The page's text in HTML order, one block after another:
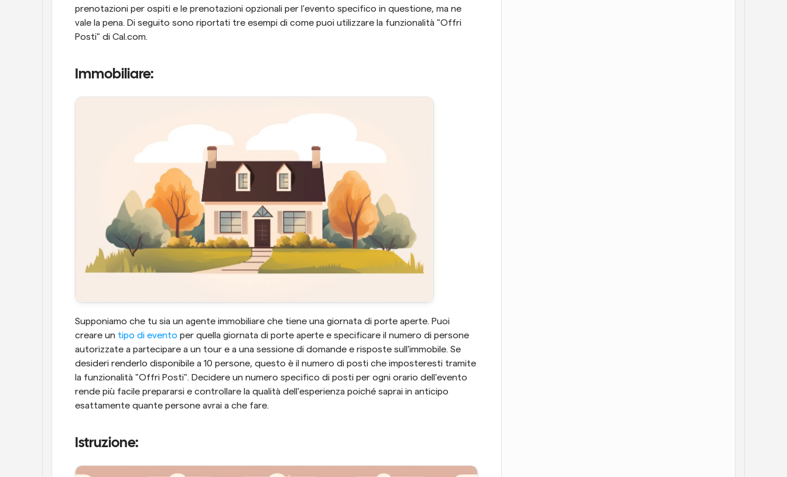
prenotazioni per ospiti e le prenotazioni opzionali per l'evento specifico in questione, ma ne
vale la pena. Di seguito sono riportati tre esempi di come puoi utilizzare la funzionalità "Offri
Posti" di Cal.com.
Immobiliare:
Supponiamo che tu sia un agente immobiliare che tiene una giornata di porte aperte. Puoi
creare un tipo di evento per quella giornata di porte aperte e specificare il numero di persone
autorizzate a partecipare a un tour e a una sessione di domande e risposte sull'immobile. Se
desideri renderlo disponibile a 10 persone, questo è il numero di posti che imposteresti tramite
la funzionalità "Offri Posti". Decidere un numero specifico di posti per ogni orario dell'evento
rende più facile prepararsi e controllare la qualità dell'esperienza poiché saprai in anticipo
esattamente quante persone avrai a che fare.
Istruzione: